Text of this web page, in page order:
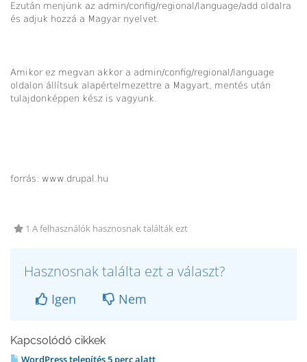
Ezután menjünk az admin/config/regional/language/add oldalra
és adjuk hozzá a Magyar nyelvet.
Amikor ez megvan akkor a admin/config/regional/language
oldalon állítsuk alapértelmezettre a Magyart, mentés után
tulajdonképpen kész is vagyunk.
forrás: www.drupal.hu
1 A felhasználók hasznosnak találták ezt
Hasznosnak találta ezt a választ?
Igen Nem
Kapcsolódó cikkek
WordPress telepítés 5 perc alatt